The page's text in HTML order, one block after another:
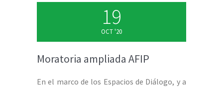
19
OCT '20
Moratoria ampliada AFIP
En el marco de los Espacios de Diálogo, y a